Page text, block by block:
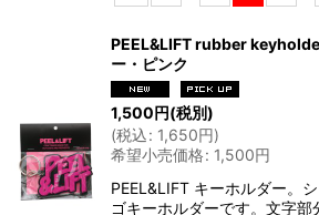
PEEL&LIFT rubber
ー・ピンク
1,500円(税別)
(税込: 1,650円)
希望小売価格: 1,500円
PEEL&LIFT キーホルダー。
ゴキーホルダーです。文字部